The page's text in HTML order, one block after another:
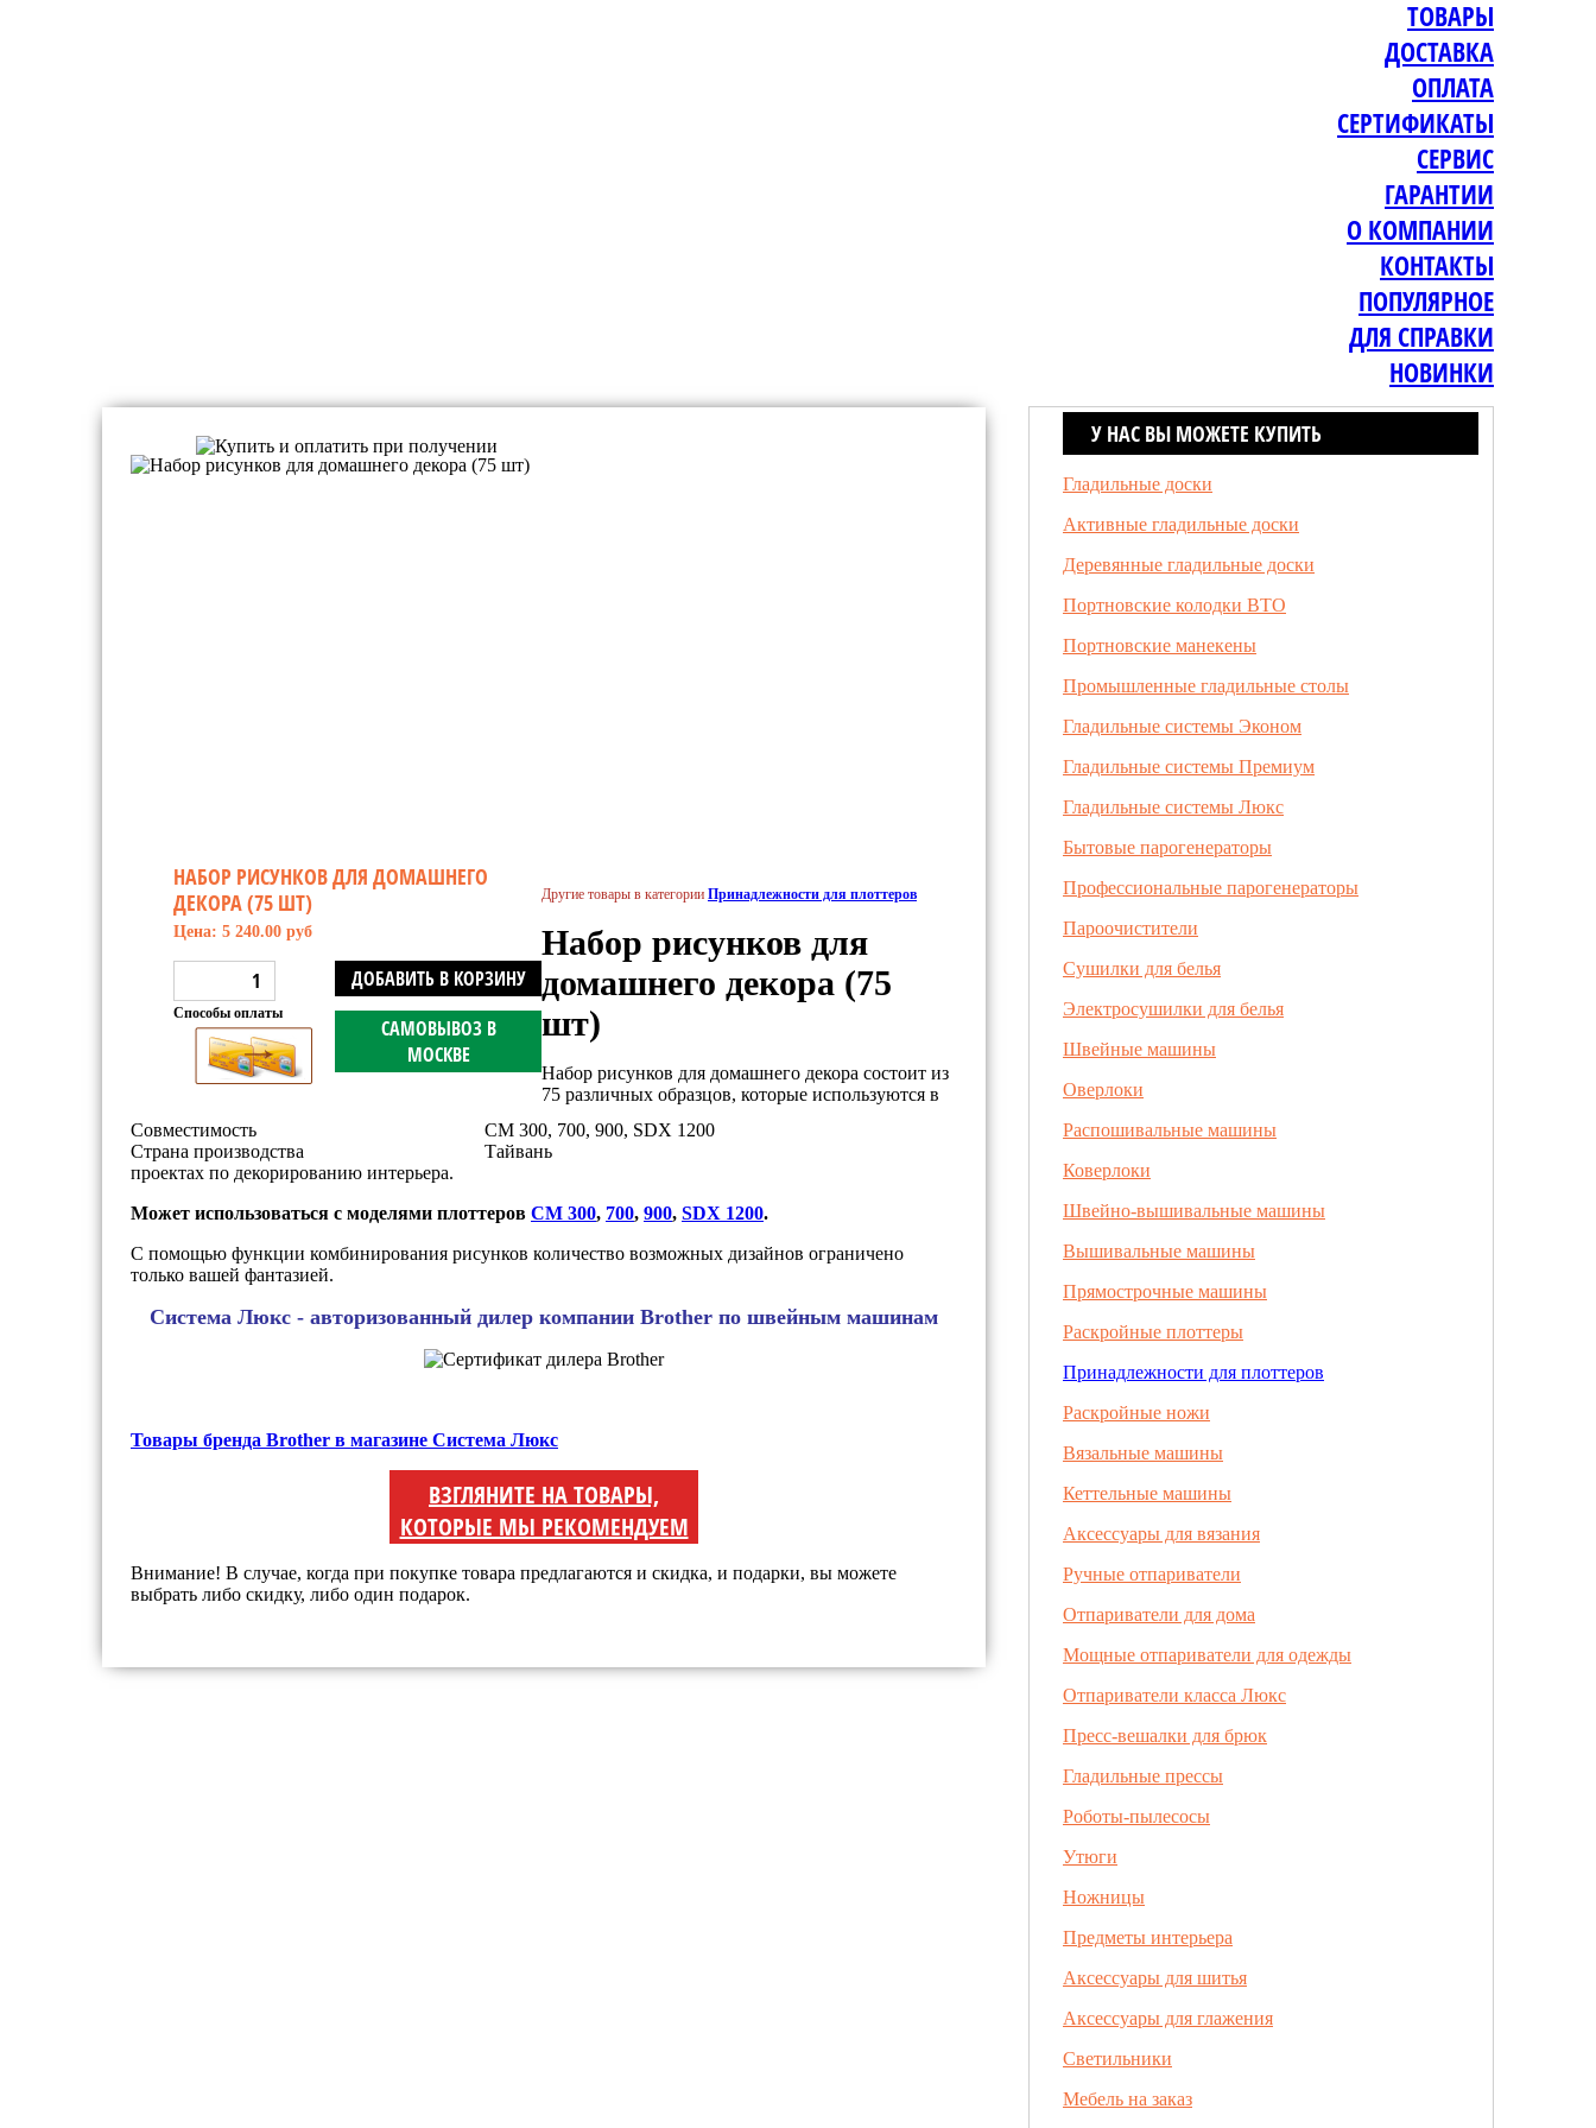
ТОВАРЫ
ДОСТАВКА
ОПЛАТА
СЕРТИФИКАТЫ
СЕРВИС
ГАРАНТИИ
О КОМПАНИИ
КОНТАКТЫ
ПОПУЛЯРНОЕ
ДЛЯ СПРАВКИ
НОВИНКИ
НАБОР РИСУНКОВ ДЛЯ ДОМАШНЕГО
ДЕКОРА (75 ШТ)
Цена: 5 240.00 руб
ДОБАВИТЬ В КОРЗИНУ
САМОВЫВОЗ В
МОСКВЕ
Способы оплаты
Совместимость
CM 300, 700, 900, SDX 1200
Страна производства
Тайвань
Другие товары в категории Принадлежности для плоттеров
Набор рисунков для
домашнего декора (75
шт)
Набор рисунков для домашнего декора состоит из
75 различных образцов, которые используются в
проектах по декорированию интерьера.
Может использоваться с моделями плоттеров CM 300, 700, 900, SDX 1200.
С помощью функции комбинирования рисунков количество возможных дизайнов ограничено
только вашей фантазией.
Система Люкс - авторизованный дилер компании Brother по швейным машинам
Товары бренда Brother в магазине Система Люкс
ВЗГЛЯНИТЕ НА ТОВАРЫ,
КОТОРЫЕ МЫ РЕКОМЕНДУЕМ
Внимание! В случае, когда при покупке товара предлагаются и скидка, и подарки, вы можете
выбрать либо скидку, либо один подарок.
У НАС ВЫ МОЖЕТЕ КУПИТЬ
Гладильные доски
Активные гладильные доски
Деревянные гладильные доски
Портновские колодки ВТО
Портновские манекены
Промышленные гладильные столы
Гладильные системы Эконом
Гладильные системы Премиум
Гладильные системы Люкс
Бытовые парогенераторы
Профессиональные парогенераторы
Пароочистители
Сушилки для белья
Электросушилки для белья
Швейные машины
Оверлоки
Распошивальные машины
Коверлоки
Швейно-вышивальные машины
Вышивальные машины
Прямострочные машины
Раскройные плоттеры
Принадлежности для плоттеров
Раскройные ножи
Вязальные машины
Кеттельные машины
Аксессуары для вязания
Ручные отпариватели
Отпариватели для дома
Мощные отпариватели для одежды
Отпариватели класса Люкс
Пресс-вешалки для брюк
Гладильные прессы
Роботы-пылесосы
Утюги
Ножницы
Предметы интерьера
Аксессуары для шитья
Аксессуары для глажения
Светильники
Мебель на заказ